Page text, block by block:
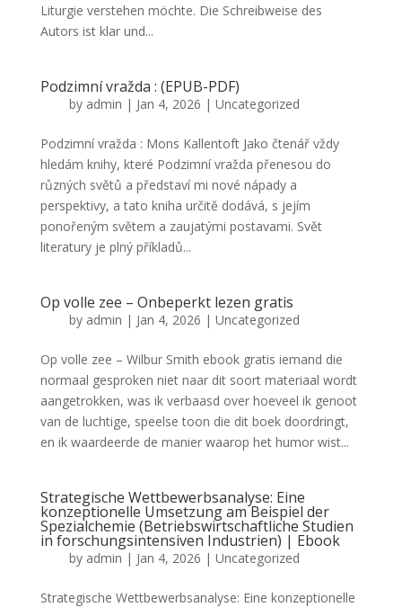
Liturgie verstehen möchte. Die Schreibweise des
Autors ist klar und...
Podzimní vražda : (EPUB-PDF)
by admin | Jan 4, 2026 | Uncategorized
Podzimní vražda : Mons Kallentoft Jako čtenář vždy
hledám knihy, které Podzimní vražda přenesou do
různých světů a představí mi nové nápady a
perspektivy, a tato kniha určitě dodává, s jejím
ponořeným světem a zaujatými postavami. Svět
literatury je plný příkladů...
Op volle zee – Onbeperkt lezen gratis
by admin | Jan 4, 2026 | Uncategorized
Op volle zee – Wilbur Smith ebook gratis iemand die
normaal gesproken niet naar dit soort materiaal wordt
aangetrokken, was ik verbaasd over hoeveel ik genoot
van de luchtige, speelse toon die dit boek doordringt,
en ik waardeerde de manier waarop het humor wist...
Strategische Wettbewerbsanalyse: Eine
konzeptionelle Umsetzung am Beispiel der
Spezialchemie (Betriebswirtschaftliche Studien
in forschungsintensiven Industrien) | Ebook
by admin | Jan 4, 2026 | Uncategorized
Strategische Wettbewerbsanalyse: Eine konzeptionelle